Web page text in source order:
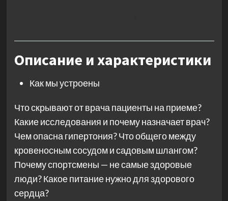
Описание и характеристики
Как мы устроены
Что скрывают от врача пациенты на приеме?
Какие исследования и почему назначает врач?
Чем опасна гипертония? Что общего между
кровеносным сосудом и садовым шлангом?
Почему спортсмены — не самые здоровые
люди? Какое питание нужно для здорового
сердца?